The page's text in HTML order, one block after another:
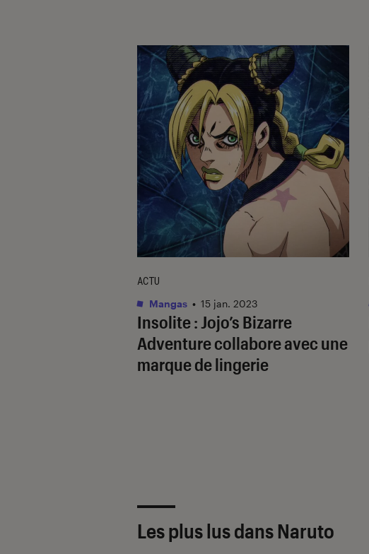
Insolite :Jojo’s Bizarre
Adventurecollabore avec une
marque de lingerie
ACTU
Mangas • 15 jan. 2023
Les plus lus dans Naruto